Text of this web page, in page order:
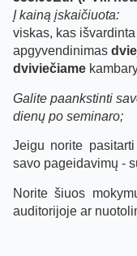
Į kainą įskaičiuota:
viskas, kas
apgyvendinimas
dviviečiame
Galite paankstinti
dienų po seminaro;
Jeigu norite
savo pageidavimų -
Norite šiuos
auditorijoje ar